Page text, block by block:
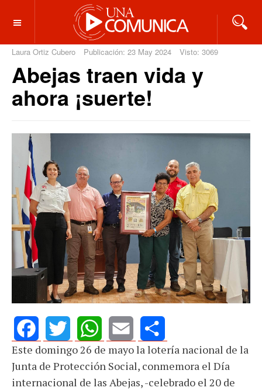
OFF CANVAS
Laura Ortiz Cubero Publicación: 23 May 2024 Visto: 3069
Abejas traen vida y
ahora ¡suerte!
FacebookTwitterWhatsApp
Email Share
Este domingo 26 de mayo la lotería nacional de la
Junta de Protección Social, conmemora el Día
internacional de las Abejas, -celebrado el 20 de